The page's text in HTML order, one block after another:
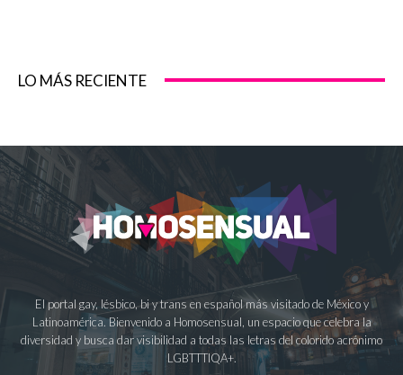
LO MÁS RECIENTE
El portal gay, lésbico, bi y trans en español más visitado de México y
Latinoamérica. Bienvenido a Homosensual, un espacio que celebra la
diversidad y busca dar visibilidad a todas las letras del colorido acrónimo
LGBTTTIQA+.